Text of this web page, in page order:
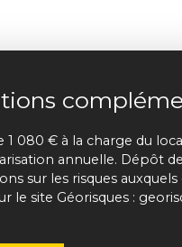
1 080 € à la charge du
annuelle. Dépôt
sur les risques
le site Géorisques :